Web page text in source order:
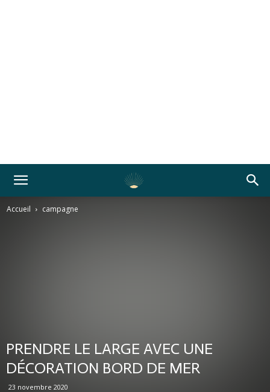
Accueil campagne
PRENDRE LE LARGE AVEC UNE
DÉCORATION BORD DE MER
23 novembre 2020